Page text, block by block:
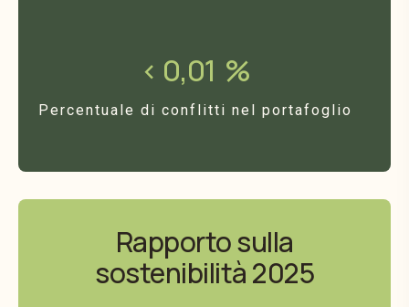
< 0,01 %
Percentuale di conflitti nel portafoglio
Rapporto sulla
sostenibilità 2025